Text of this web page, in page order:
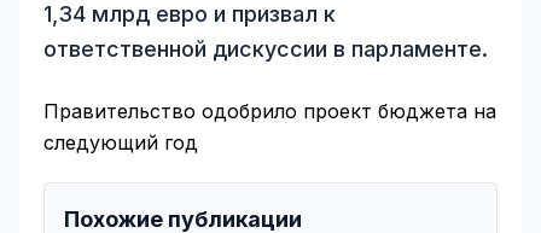
1,34 млрд евро и призвал к
ответственной дискуссии в парламенте.
Правительство одобрило проект бюджета на
следующий год
Похожие публикации